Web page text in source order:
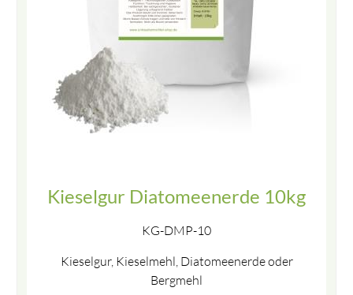
Kieselgur Diatomeenerde 10kg
KG-DMP-10
Kieselgur, Kieselmehl, Diatomeenerde oder
Bergmehl